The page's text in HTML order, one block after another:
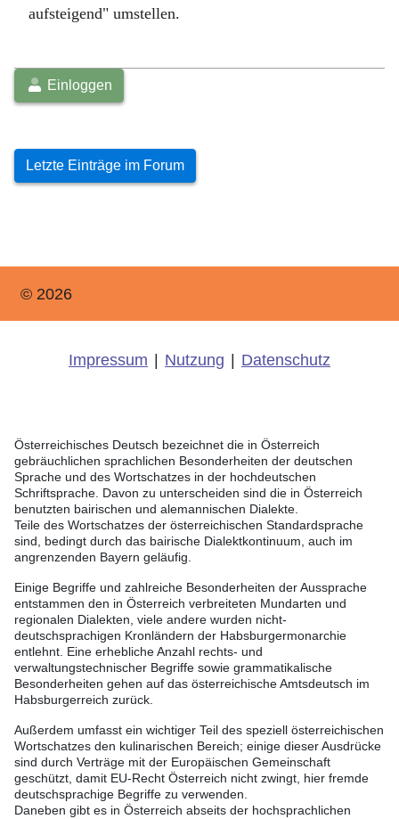
aufsteigend" umstellen.
Einloggen
Letzte Einträge im Forum
© 2026
Impressum Nutzung Datenschutz
Österreichisches Deutsch bezeichnet die in Österreich
gebräuchlichen sprachlichen Besonderheiten der deutschen
Sprache und des Wortschatzes in der hochdeutschen
Schriftsprache. Davon zu unterscheiden sind die in Österreich
benutzten bairischen und alemannischen Dialekte.
Teile des Wortschatzes der österreichischen Standardsprache
sind, bedingt durch das bairische Dialektkontinuum, auch im
angrenzenden Bayern geläufig.
Einige Begriffe und zahlreiche Besonderheiten der Aussprache
entstammen den in Österreich verbreiteten Mundarten und
regionalen Dialekten, viele andere wurden nicht-
deutschsprachigen Kronländern der Habsburgermonarchie
entlehnt. Eine erhebliche Anzahl rechts- und
verwaltungstechnischer Begriffe sowie grammatikalische
Besonderheiten gehen auf das österreichische Amtsdeutsch im
Habsburgerreich zurück.
Außerdem umfasst ein wichtiger Teil des speziell österreichischen
Wortschatzes den kulinarischen Bereich; einige dieser Ausdrücke
sind durch Verträge mit der Europäischen Gemeinschaft
geschützt, damit EU-Recht Österreich nicht zwingt, hier fremde
deutschsprachige Begriffe zu verwenden.
Daneben gibt es in Österreich abseits der hochsprachlichen